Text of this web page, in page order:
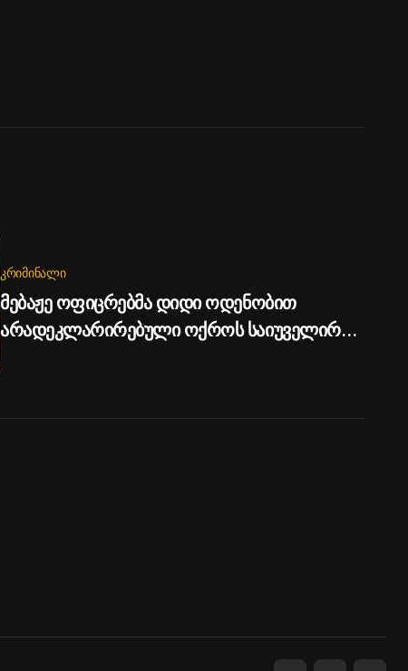
ᲙᲠᲘᲛᲘᲜᲐᲚᲘ
მებაჟე ოფიცრებმა დიდი ოდენობით
არადეკლარირებული ოქროს საიუველირო